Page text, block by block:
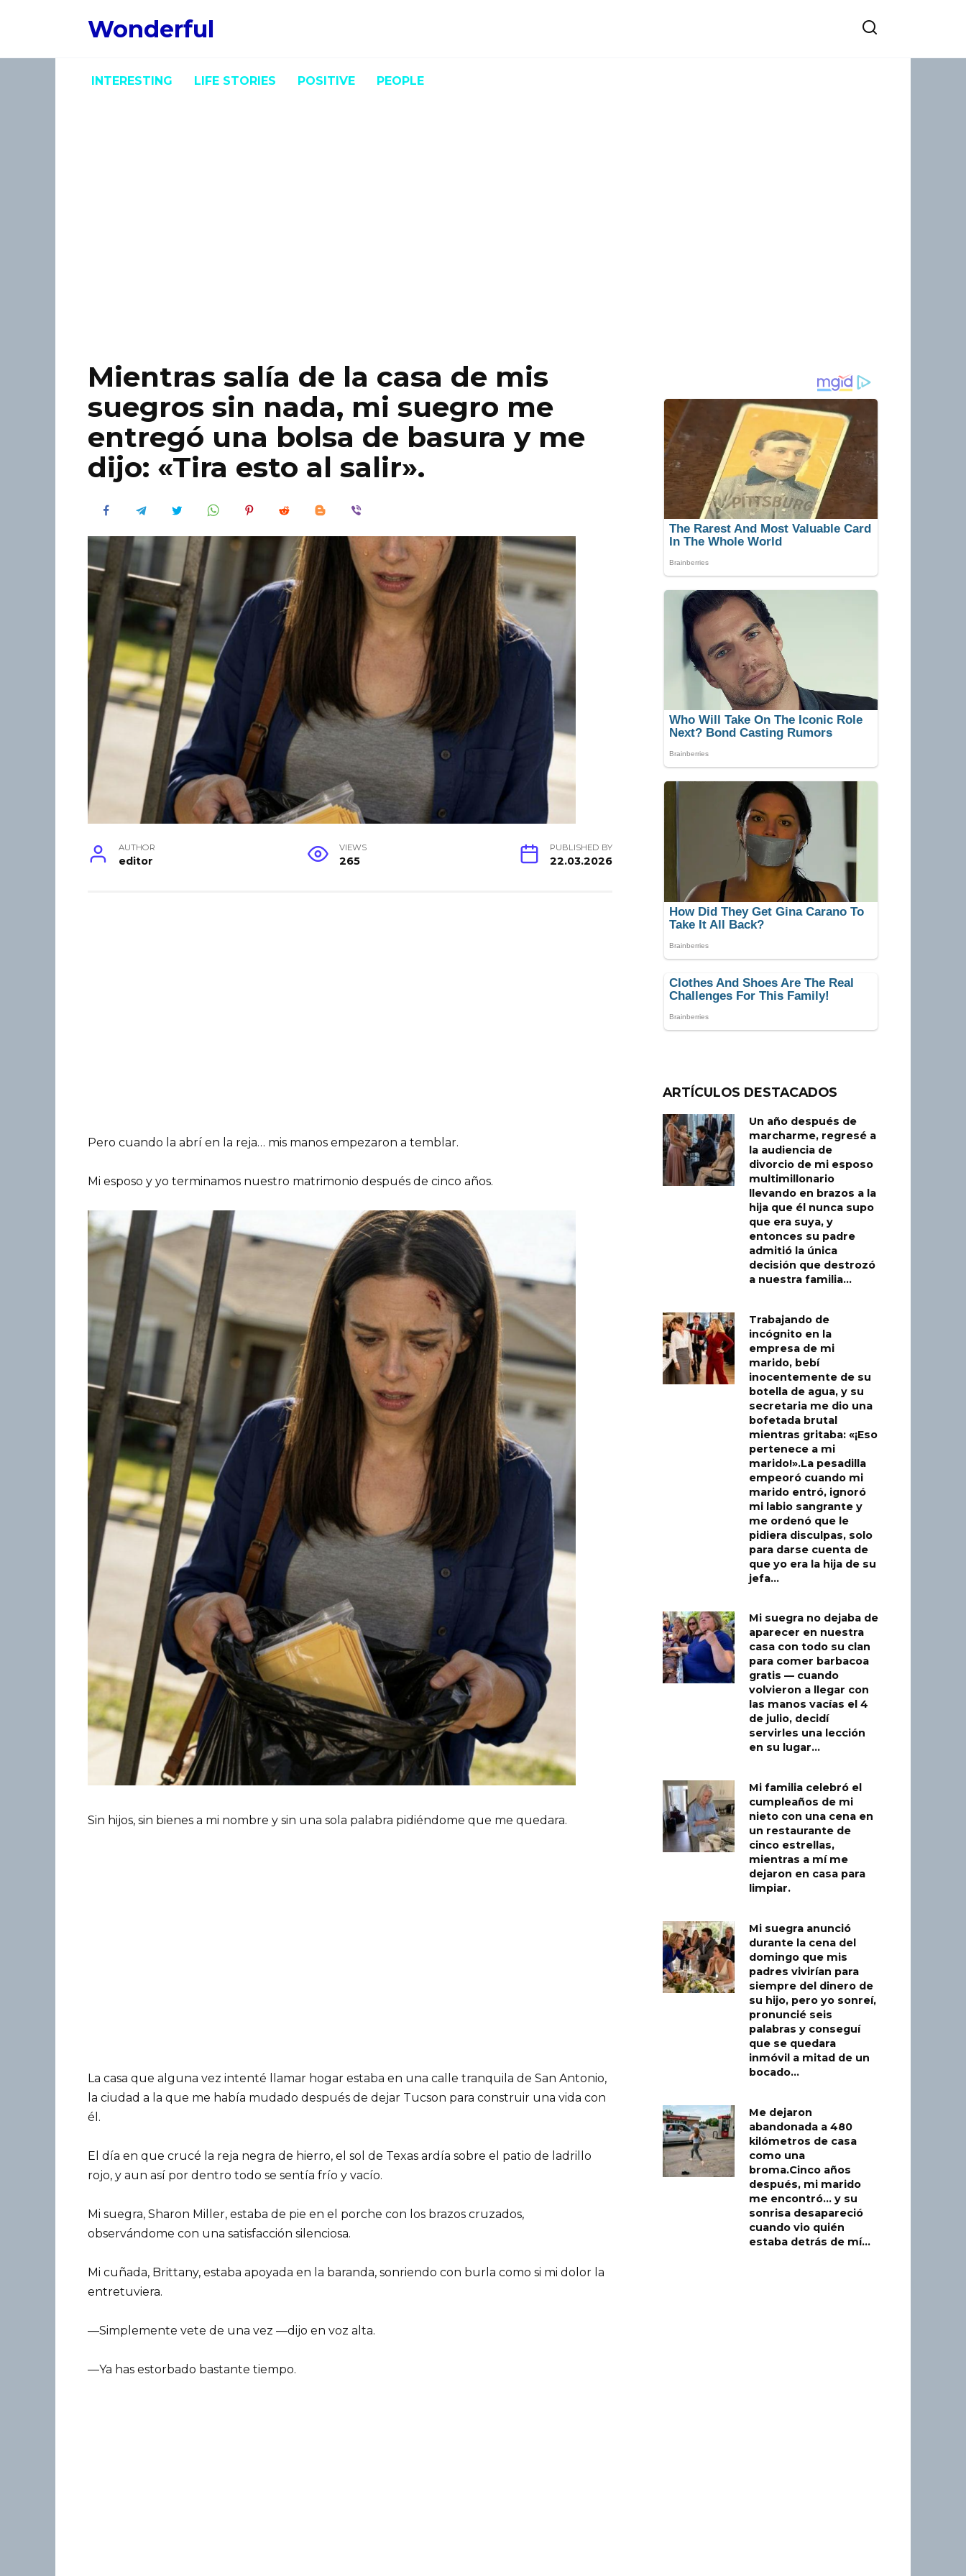
Wonderful
INTERESTING LIFE STORIES POSITIVE PEOPLE
Mientras salía de la casa de mis
suegros sin nada, mi suegro me
entregó una bolsa de basura y me
dijo: «Tira esto al salir».
AUTHOR
editor
VIEWS
265
PUBLISHED BY
22.03.2026
Pero cuando la abrí en la reja… mis manos empezaron a temblar.
Mi esposo y yo terminamos nuestro matrimonio después de cinco años.
Sin hijos, sin bienes a mi nombre y sin una sola palabra pidiéndome que me quedara.
La casa que alguna vez intenté llamar hogar estaba en una calle tranquila de San Antonio,
la ciudad a la que me había mudado después de dejar Tucson para construir una vida con
él.
El día en que crucé la reja negra de hierro, el sol de Texas ardía sobre el patio de ladrillo
rojo, y aun así por dentro todo se sentía frío y vacío.
Mi suegra, Sharon Miller, estaba de pie en el porche con los brazos cruzados,
observándome con una satisfacción silenciosa.
Mi cuñada, Brittany, estaba apoyada en la baranda, sonriendo con burla como si mi dolor la
entretuviera.
—Simplemente vete de una vez —dijo en voz alta.
—Ya has estorbado bastante tiempo.
ARTÍCULOS DESTACADOS
Un año después de
marcharme, regresé a
la audiencia de
divorcio de mi esposo
multimillonario
llevando en brazos a la
hija que él nunca supo
que era suya, y
entonces su padre
admitió la única
decisión que destrozó
a nuestra familia…
Trabajando de
incógnito en la
empresa de mi
marido, bebí
inocentemente de su
botella de agua, y su
secretaria me dio una
bofetada brutal
mientras gritaba: «¡Eso
pertenece a mi
marido!».La pesadilla
empeoró cuando mi
marido entró, ignoró
mi labio sangrante y
me ordenó que le
pidiera disculpas, solo
para darse cuenta de
que yo era la hija de su
jefa…
Mi suegra no dejaba de
aparecer en nuestra
casa con todo su clan
para comer barbacoa
gratis — cuando
volvieron a llegar con
las manos vacías el 4
de julio, decidí
servirles una lección
en su lugar…
Mi familia celebró el
cumpleaños de mi
nieto con una cena en
un restaurante de
cinco estrellas,
mientras a mí me
dejaron en casa para
limpiar.
Mi suegra anunció
durante la cena del
domingo que mis
padres vivirían para
siempre del dinero de
su hijo, pero yo sonreí,
pronuncié seis
palabras y conseguí
que se quedara
inmóvil a mitad de un
bocado…
Me dejaron
abandonada a 480
kilómetros de casa
como una
broma.Cinco años
después, mi marido
me encontró… y su
sonrisa desapareció
cuando vio quién
estaba detrás de mí…